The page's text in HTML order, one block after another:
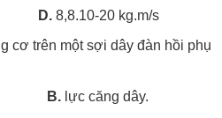
s D. 8,8.10-20 kg.m/s
cơ trên một sợi dây đàn hồi phụ
B. lực căng dây.